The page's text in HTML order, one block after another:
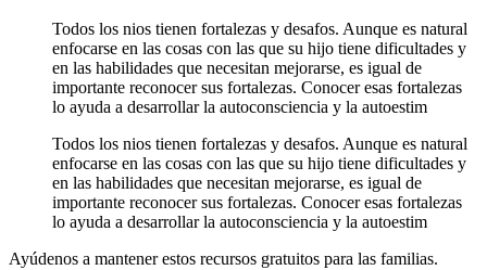
Todos los nios tienen fortalezas y desafos. Aunque es natural
enfocarse en las cosas con las que su hijo tiene dificultades y
en las habilidades que necesitan mejorarse, es igual de
importante reconocer sus fortalezas. Conocer esas fortalezas
lo ayuda a desarrollar la autoconsciencia y la autoestim
Todos los nios tienen fortalezas y desafos. Aunque es natural
enfocarse en las cosas con las que su hijo tiene dificultades y
en las habilidades que necesitan mejorarse, es igual de
importante reconocer sus fortalezas. Conocer esas fortalezas
lo ayuda a desarrollar la autoconsciencia y la autoestim
Ayúdenos a mantener estos recursos gratuitos para las familias.